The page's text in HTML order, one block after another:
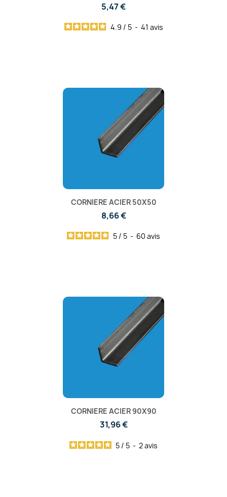
5,47 €
4.9 / 5 - 41 avis
CORNIERE ACIER 50X50
8,66 €
5 / 5 - 60 avis
CORNIERE ACIER 90X90
31,96 €
5 / 5 - 2avis